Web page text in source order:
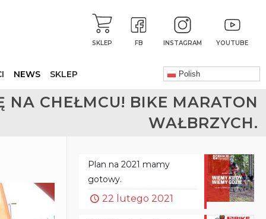
NEWS SKLEP
SKLEP FB INSTAGRAM YOUTUBE
Polish
NA CHEŁMCU! BIKE MARATON
WAŁBRZYCH.
Plan na 2021 mamy
gotowy.
22 lutego 2021